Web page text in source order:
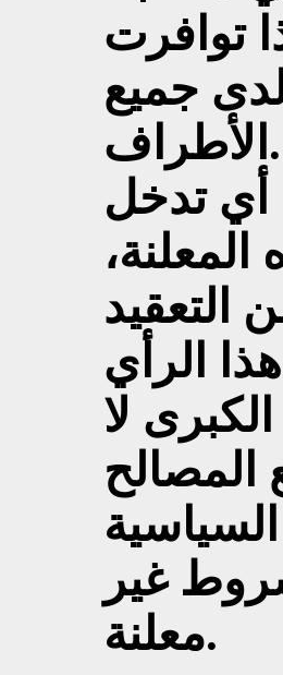
توافرت
لدى جميع
الأطراف.
أي تدخل
الرأي
لا
المصالح
غير
معلنة.